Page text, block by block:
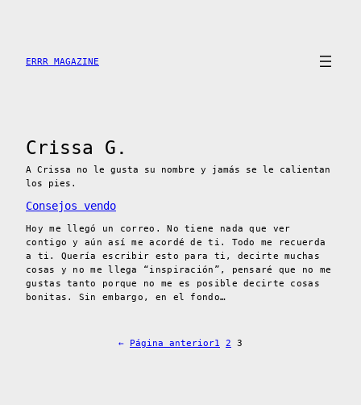
contenido
ERRR MAGAZINE
Crissa G.
A Crissa no le gusta su nombre y jamás se le calientan
los pies.
Consejos vendo
Hoy me llegó un correo. No tiene nada que ver
contigo y aún así me acordé de ti. Todo me recuerda
a ti. Quería escribir esto para ti, decirte muchas
cosas y no me llega “inspiración”, pensaré que no me
gustas tanto porque no me es posible decirte cosas
bonitas. Sin embargo, en el fondo…
← Página anterior1 2 3